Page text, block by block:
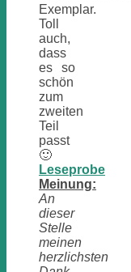
Exemplar.
Toll
auch,
dass
es so
schön
zum
zweiten
Teil
passt
🙂
Leseprobe
Meinung:
An
dieser
Stelle
meinen
herzlichsten